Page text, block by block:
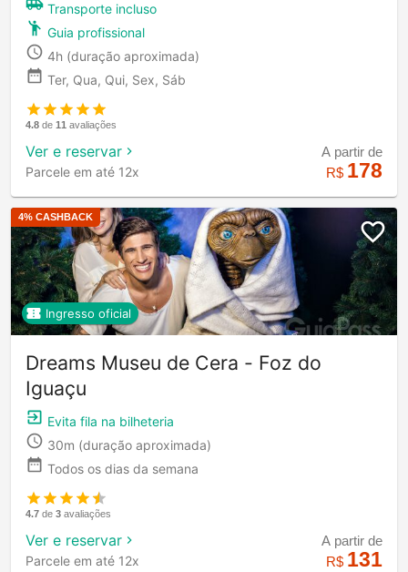
Transporte incluso
Guia profissional
4h (duração aproximada)
Ter, Qua, Qui, Sex, Sáb
4.8 de 11 avaliações
Ver e reservar
Parcele em até 12x
A partir de
R$ 178
4% CASHBACK
Ingresso oficial
Dreams Museu de Cera - Foz do
Iguaçu
Evita fila na bilheteria
30m (duração aproximada)
Todos os dias da semana
4.7 de 3 avaliações
Ver e reservar
Parcele em até 12x
A partir de
R$ 131